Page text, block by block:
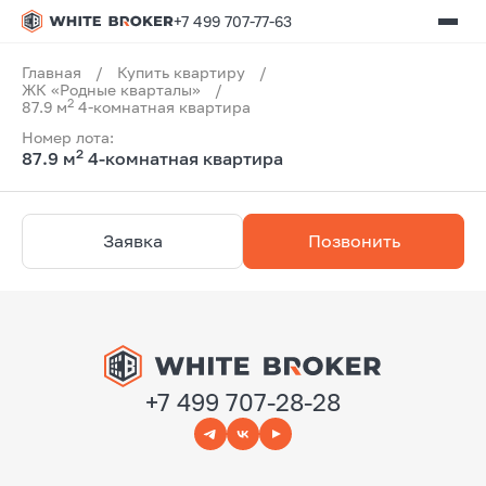
+7 499 707-77-63
Главная / Купить квартиру
/
ЖК «Родные кварталы»
/
87.9 м2 4-комнатная квартира
Номер лота:
87.9 м2 4-комнатная квартира
Заявка Позвонить
+7 499 707-28-28